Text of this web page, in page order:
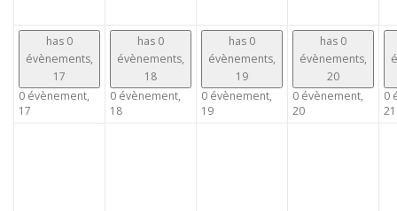
has 0
évènements,
17
0 évènement,
17
has 0
évènements,
18
0 évènement,
18
has 0
évènements,
19
0 évènement,
19
has 0
évènements,
20
0 évènement,
20
0
21